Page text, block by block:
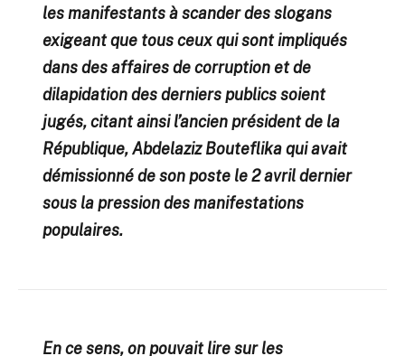
les manifestants à scander des slogans
exigeant que tous ceux qui sont impliqués
dans des affaires de corruption et de
dilapidation des derniers publics soient
jugés, citant ainsi l’ancien président de la
République, Abdelaziz Bouteflika qui avait
démissionné de son poste le 2 avril dernier
sous la pression des manifestations
populaires.
En ce sens, on pouvait lire sur les